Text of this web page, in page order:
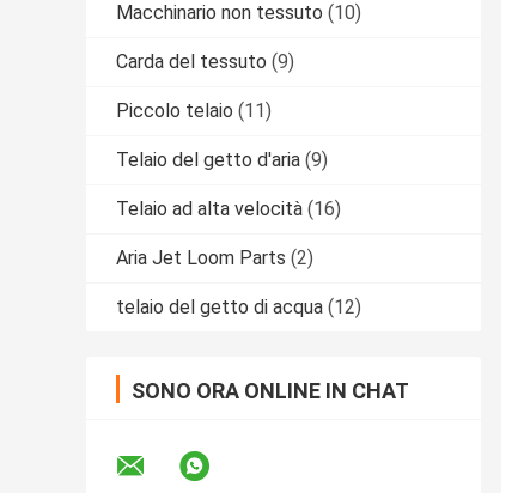
Macchinario non tessuto (10)
Carda del tessuto (9)
Piccolo telaio (11)
Telaio del getto d'aria (9)
Telaio ad alta velocità (16)
Aria Jet Loom Parts (2)
telaio del getto di acqua (12)
SONO ORA ONLINE IN CHAT